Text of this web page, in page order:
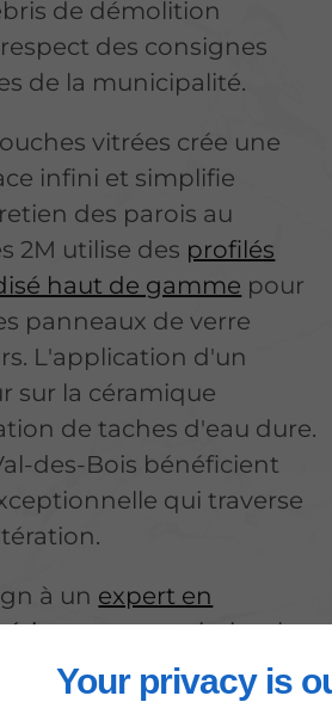
Your privacy is
de démolition
des consignes
de la municipalité.
vitrées crée une
infini et simplifie
des parois au
2M utilise des profilés
haut de gamme pour
panneaux de verre
L'application d'un
sur la céramique
de taches d'eau dure.
des-Bois bénéficient
qui traverse
à un expert en
pour maximiser la